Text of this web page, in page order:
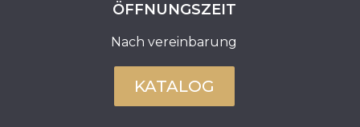
ÖFFNUNGSZEIT
Nach vereinbarung
KATALOG